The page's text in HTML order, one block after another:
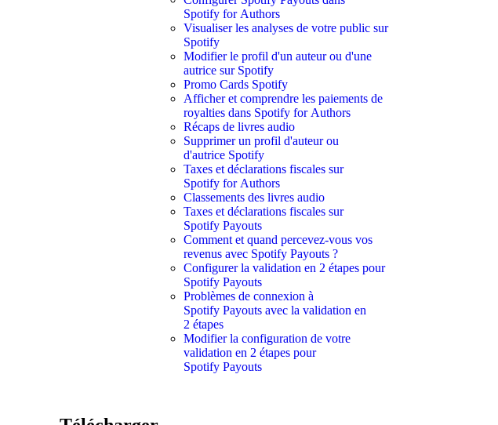
Spotify for Authors
Visualiser les analyses de votre public sur
Spotify
Modifier le profil d'un auteur ou d'une
autrice sur Spotify
Promo Cards Spotify
Afficher et comprendre les paiements de
royalties dans Spotify for Authors
Récaps de livres audio
Supprimer un profil d'auteur ou
d'autrice Spotify
Taxes et déclarations fiscales sur
Spotify for Authors
Classements des livres audio
Taxes et déclarations fiscales sur
Spotify Payouts
Comment et quand percevez-vous vos
revenus avec Spotify Payouts ?
Configurer la validation en 2 étapes pour
Spotify Payouts
Problèmes de connexion à
Spotify Payouts avec la validation en
2 étapes
Modifier la configuration de votre
validation en 2 étapes pour
Spotify Payouts